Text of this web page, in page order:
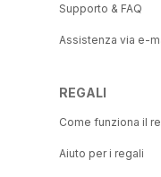
Supporto & FAQ
Assistenza via e-
REGALI
Come funziona il
Aiuto per i regali